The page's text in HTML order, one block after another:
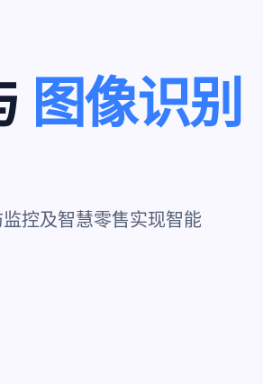
图像识别
控及智慧零售实现智能